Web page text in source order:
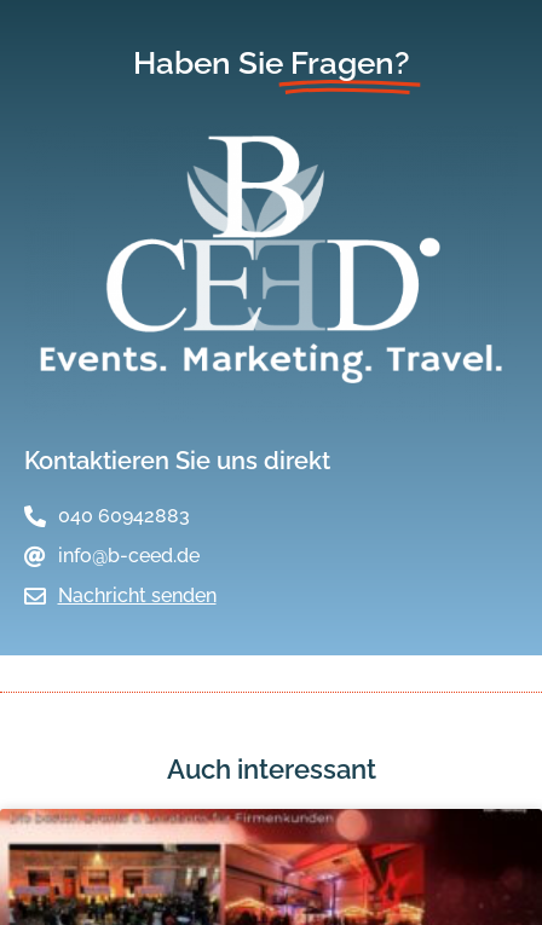
Haben Sie Fragen?
Kontaktieren Sie uns direkt
040 60942883
info@b-ceed.de
Nachricht senden
Auch interessant